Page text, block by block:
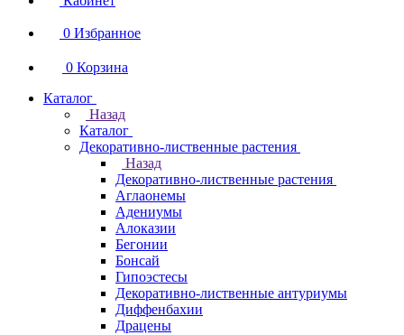
0 Избранное
0 Корзина
Каталог
Назад
Каталог
Декоративно-лиственные растения
Назад
Декоративно-лиственные растения
Аглаонемы
Адениумы
Алоказии
Бегонии
Бонсай
Гипоэстесы
Декоративно-лиственные антуриумы
Диффенбахии
Драцены